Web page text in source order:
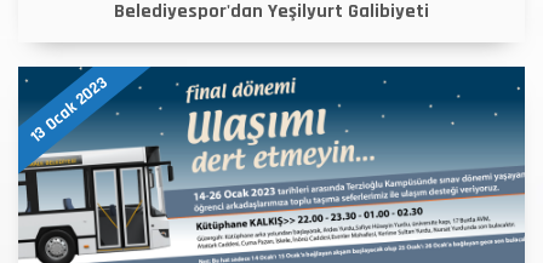
Belediyespor'dan Yeşilyurt Galibiyeti
13 Ocak 2023